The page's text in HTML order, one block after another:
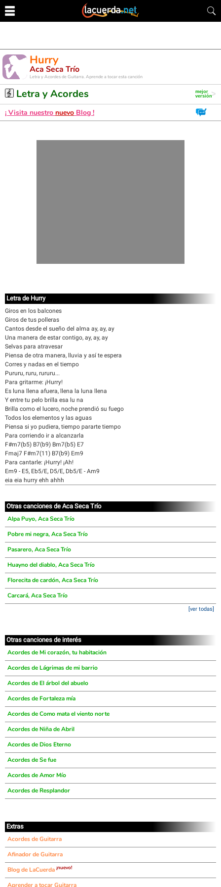
Hurry
Aca Seca Trío
Letra y Acordes de Guitarra. Aprende a tocar esta canción
Letra y Acordes
¡ Visita nuestro nuevo Blog !
Letra de Hurry
Giros en los balcones
Giros de tus polleras
Cantos desde el sueño del alma ay, ay, ay
Una manera de estar contigo, ay, ay, ay
Selvas para atravesar
Piensa de otra manera, lluvia y así te espera
Corres y nadas en el tiempo
Pururu, ruru, rururu...
Para gritarme: ¡Hurry!
Es luna llena afuera, llena la luna llena
Y entre tu pelo brilla esa lu na
Brilla como el lucero, noche prendió su fuego
Todos los elementos y las aguas
Piensa si yo pudiera, tiempo pararte tiempo
Para corriendo ir a alcanzarla
F#m7(b5) B7(b9) Bm7(b5) E7
Fmaj7 F#m7(11) B7(b9) Em9
Para cantarle: ¡Hurry! ¡Ah!
Em9 - E5, Eb5/E, D5/E, Db5/E - Am9
eia eia hurry ehh ahhh
Otras canciones de Aca Seca Trío
Alpa Puyo, Aca Seca Trío
Pobre mi negra, Aca Seca Trío
Pasarero, Aca Seca Trío
Huayno del diablo, Aca Seca Trío
Florecita de cardón, Aca Seca Trío
Carcará, Aca Seca Trío
[ver todas]
Otras canciones de interés
Acordes de Mi corazón, tu habitación
Acordes de Lágrimas de mi barrio
Acordes de El árbol del abuelo
Acordes de Fortaleza mía
Acordes de Como mata el viento norte
Acordes de Niña de Abril
Acordes de Dios Eterno
Acordes de Se fue
Acordes de Amor Mío
Acordes de Resplandor
Extras
Acordes de Guitarra
Afinador de Guitarra
Blog de LaCuerda ¡nuevo!
Aprender a tocar Guitarra